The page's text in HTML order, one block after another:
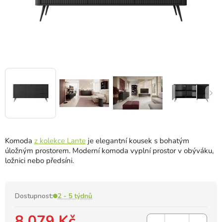
Komoda z kolekce Lante je elegantní kousek s bohatým
úložným prostorem. Moderní komoda vyplní prostor v obýváku,
ložnici nebo předsíni.
Dostupnost: 2 - 5 týdnů